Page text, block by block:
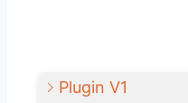
Plugin V1